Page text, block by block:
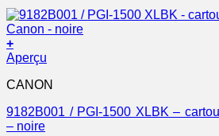
+
Aperçu
CANON
9182B001 / PGI-1500 XLBK –
– noire